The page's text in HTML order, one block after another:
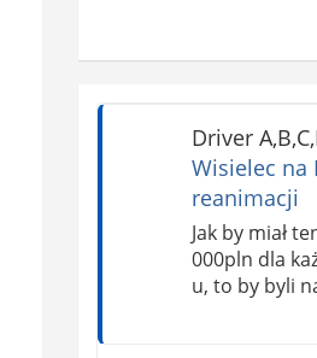
Driver
Wisielec na
reanimacji
Jak by miał
000pln dla
u, to by byli